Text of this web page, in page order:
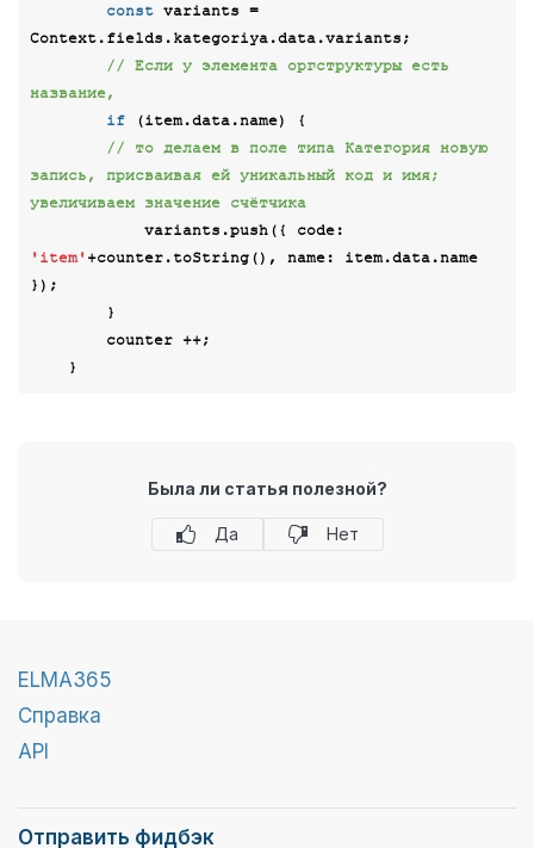
const variants =
Context.fields.kategoriya.data.variants;
// Если у элемента оргструктуры есть
название,
if (item.data.name) {
// то делаем в поле типа Категория новую
запись, присваивая ей уникальный код и имя;
увеличиваем значение счётчика
            variants.push({
code
'item'+counter.toString(), name: item.data.name
});
Была ли статья полезной?
Да Нет
ELMA365
Справка
API
Отправить фидбэк